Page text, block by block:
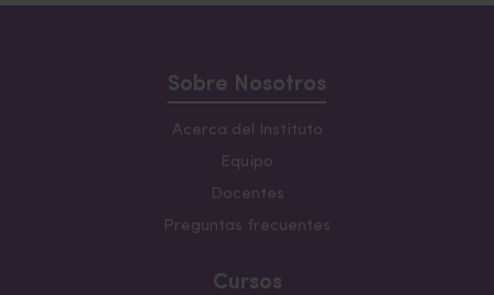
Sobre Nosotros
Acerca del Instituto
Equipo
Docentes
Preguntas frecuentes
Cursos